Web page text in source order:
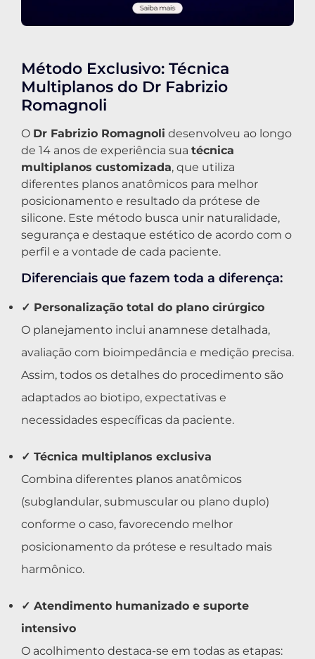
Método Exclusivo: Técnica
Multiplanos do Dr Fabrizio
Romagnoli
O Dr Fabrizio Romagnoli desenvolveu ao longo
de 14 anos de experiência sua técnica
multiplanos customizada, que utiliza
diferentes planos anatômicos para melhor
posicionamento e resultado da prótese de
silicone. Este método busca unir naturalidade,
segurança e destaque estético de acordo com o
perfil e a vontade de cada paciente.
Diferenciais que fazem toda a diferença:
✓ Personalização total do plano cirúrgico
O planejamento inclui anamnese detalhada,
avaliação com bioimpedância e medição precisa.
Assim, todos os detalhes do procedimento são
adaptados ao biotipo, expectativas e
necessidades específicas da paciente.
✓ Técnica multiplanos exclusiva
Combina diferentes planos anatômicos
(subglandular, submuscular ou plano duplo)
conforme o caso, favorecendo melhor
posicionamento da prótese e resultado mais
harmônico.
✓ Atendimento humanizado e suporte
intensivo
O acolhimento destaca-se em todas as etapas: